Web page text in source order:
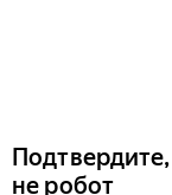
не робот